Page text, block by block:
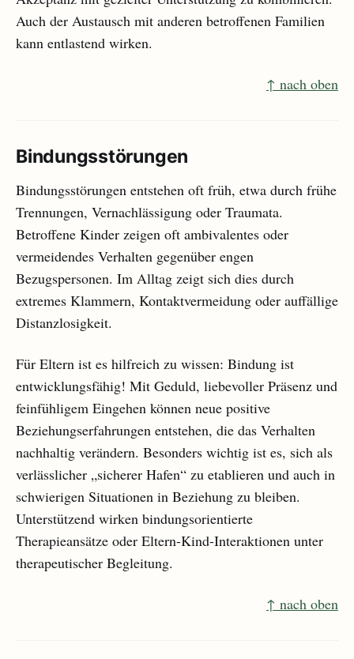
Auch der Austausch mit anderen betroffenen Familien
kann entlastend wirken.
↑ nach oben
Bindungsstörungen
Bindungsstörungen entstehen oft früh, etwa durch frühe
Trennungen, Vernachlässigung oder Traumata.
Betroffene Kinder zeigen oft ambivalentes oder
vermeidendes Verhalten gegenüber engen
Bezugspersonen. Im Alltag zeigt sich dies durch
extremes Klammern, Kontaktvermeidung oder auffällige
Distanzlosigkeit.
Für Eltern ist es hilfreich zu wissen: Bindung ist
entwicklungsfähig! Mit Geduld, liebevoller Präsenz und
feinfühligem Eingehen können neue positive
Beziehungserfahrungen entstehen, die das Verhalten
nachhaltig verändern. Besonders wichtig ist es, sich als
verlässlicher „sicherer Hafen“ zu etablieren und auch in
schwierigen Situationen in Beziehung zu bleiben.
Unterstützend wirken bindungsorientierte
Therapieansätze oder Eltern-Kind-Interaktionen unter
therapeutischer Begleitung.
↑ nach oben